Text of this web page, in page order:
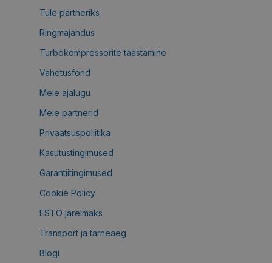
Tule partneriks
Ringmajandus
Turbokompressorite taastamine
Vahetusfond
Meie ajalugu
Meie partnerid
Privaatsuspoliitika
Kasutustingimused
Garantiitingimused
Cookie Policy
ESTO järelmaks
Transport ja tarneaeg
Blogi